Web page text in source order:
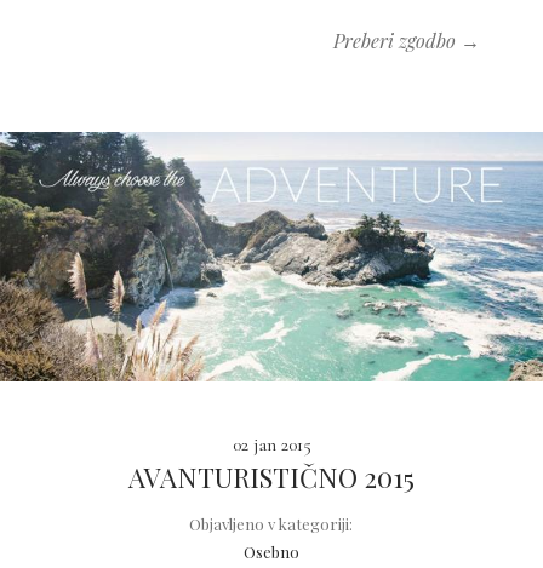
Preberi zgodbo →
02 jan 2015
AVANTURISTIČNO 2015
Objavljeno v kategoriji:
Osebno